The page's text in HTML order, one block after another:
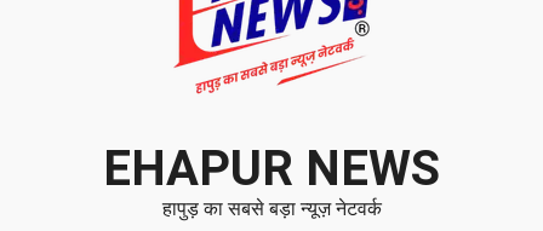
EHAPUR NEWS
हापुड़ का सबसे बड़ा न्यूज़ नेटवर्क